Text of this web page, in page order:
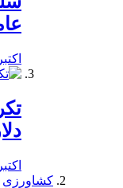
اکتبر 18, 2019
دلار 11
اکتبر 17, 2019
کشاورزی